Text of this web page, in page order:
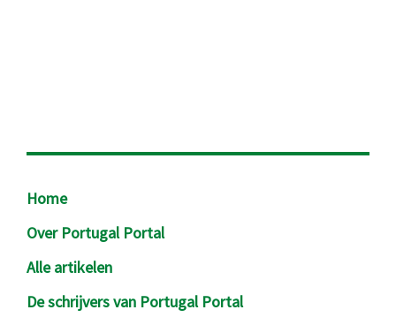
Footer
Home
Over Portugal Portal
Alle artikelen
De schrijvers van Portugal Portal